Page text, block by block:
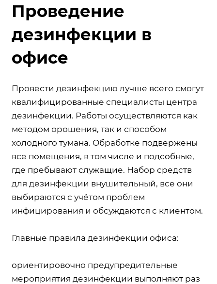
Проведение
дезинфекции в
офисе
Провести дезинфекцию лучше всего смогут
квалифицированные специалисты центра
дезинфекции. Работы осуществляются как
методом орошения, так и способом
холодного тумана. Обработке подвержены
все помещения, в том числе и подсобные,
где пребывают служащие. Набор средств
для дезинфекции внушительный, все они
выбираются с учётом проблем
инфицирования и обсуждаются с клиентом.
Главные правила дезинфекции офиса:
ориентировочно предупредительные
мероприятия дезинфекции выполняют раз